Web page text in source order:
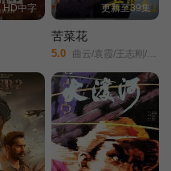
HD中字 更新至39集
苦菜花
5.0 曲云/袁霞/王志刚/杨雅琴/万仓/陶珊/刘抒吟/沈华芬/张怀志/顾岚/谢万和/董元夫/翟春华/